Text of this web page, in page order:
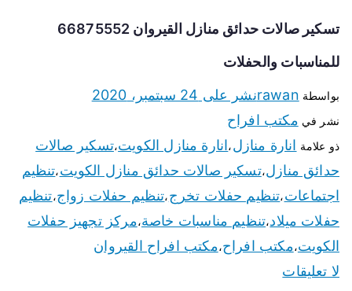
تسكير صالات حدائق منازل القيروان 66875552
للمناسبات والحفلات
بواسطة rawanنشر على 24 سبتمبر، 2020
نشر في مكتب افراح
ذو علامة انارة منازل،انارة منازل الكويت،تسكير صالات
حدائق منازل،تسكير صالات حدائق منازل الكويت،تنظيم
اجتماعات،تنظيم حفلات تخرج،تنظيم حفلات زواج،تنظيم
حفلات ميلاد،تنظيم مناسبات خاصة،مركز تجهيز حفلات
الكويت،مكتب افراح،مكتب افراح القيروان
لا تعليقات